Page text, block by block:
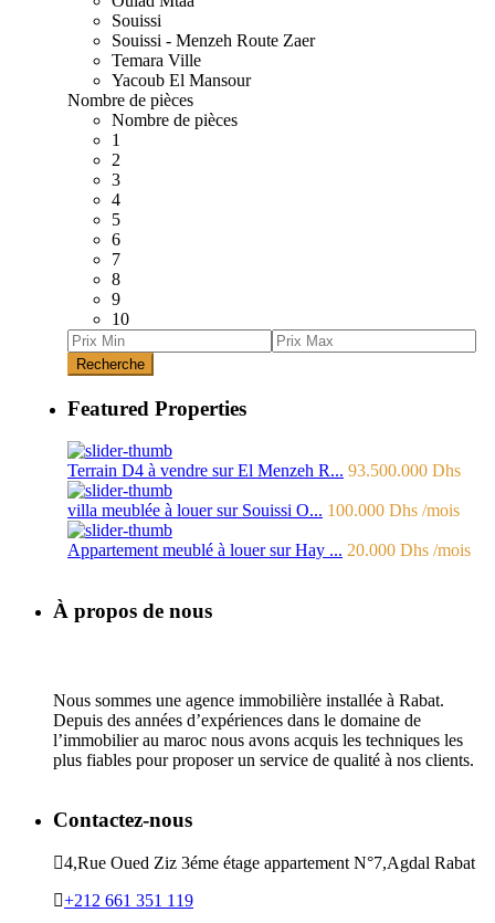
Souissi
Souissi - Menzeh Route Zaer
Temara Ville
Yacoub El Mansour
Nombre de pièces
Nombre de pièces
1
2
3
4
5
6
7
8
9
10
Recherche
Featured Properties
Terrain D4 à vendre sur El Menzeh R... 93.500.000 Dhs
villa meublée à louer sur Souissi O... 100.000 Dhs /mois
Appartement meublé à louer sur Hay ... 20.000 Dhs /mois
À propos de nous
Nous sommes une agence immobilière installée à Rabat.
Depuis des années d’expériences dans le domaine de
l’immobilier au maroc nous avons acquis les techniques les
plus fiables pour proposer un service de qualité à nos clients.
Contactez-nous
4,Rue Oued Ziz 3éme étage appartement N°7,Agdal Rabat
+212 661 351 119